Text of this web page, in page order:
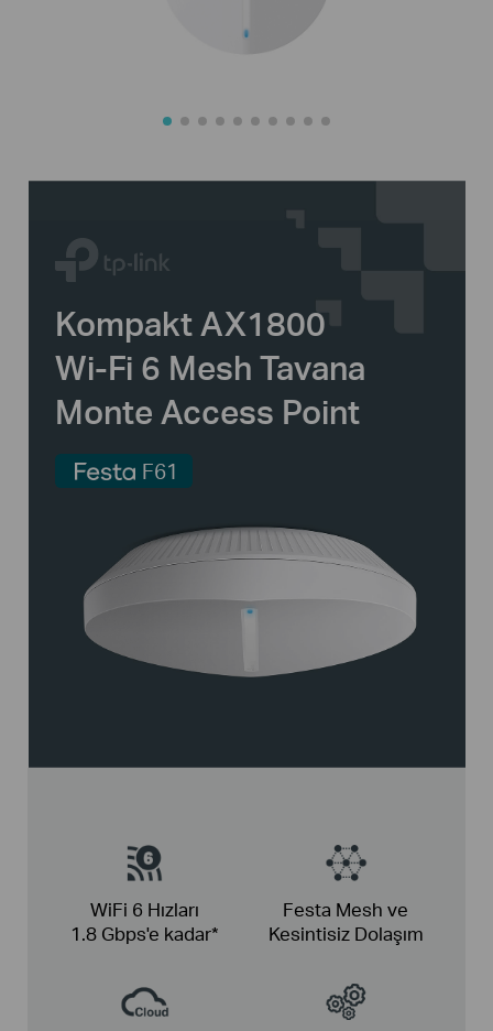
Kompakt AX1800
Wi-Fi 6 Mesh Tavana
Monte Access Point
F61
WiFi 6 Hızları
1.8 Gbps'e kadar*
Festa Mesh ve
Kesintisiz Dolaşım